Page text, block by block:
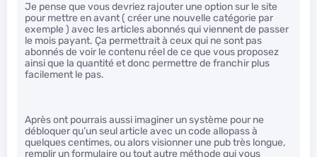
Je pense que vous devriez rajouter une option sur le site
pour mettre en avant ( créer une nouvelle catégorie par
exemple ) avec les articles abonnés qui viennent de passer
le mois payant. Ça permettrait à ceux qui ne sont pas
abonnés de voir le contenu réel de ce que vous proposez
ainsi que la quantité et donc permettre de franchir plus
facilement le pas.
Après ont pourrais aussi imaginer un système pour ne
débloquer qu’un seul article avec un code allopass à
quelques centimes, ou alors visionner une pub très longue,
remplir un formulaire ou tout autre méthode qui vous